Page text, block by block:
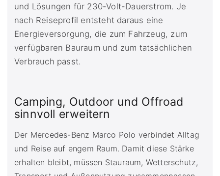
und Lösungen für 230-Volt-Dauerstrom. Je
nach Reiseprofil entsteht daraus eine
Energieversorgung, die zum Fahrzeug, zum
verfügbaren Bauraum und zum tatsächlichen
Verbrauch passt.
Camping, Outdoor und Offroad
sinnvoll erweitern
Der Mercedes-Benz Marco Polo verbindet Alltag
und Reise auf engem Raum. Damit diese Stärke
erhalten bleibt, müssen Stauraum, Wetterschutz,